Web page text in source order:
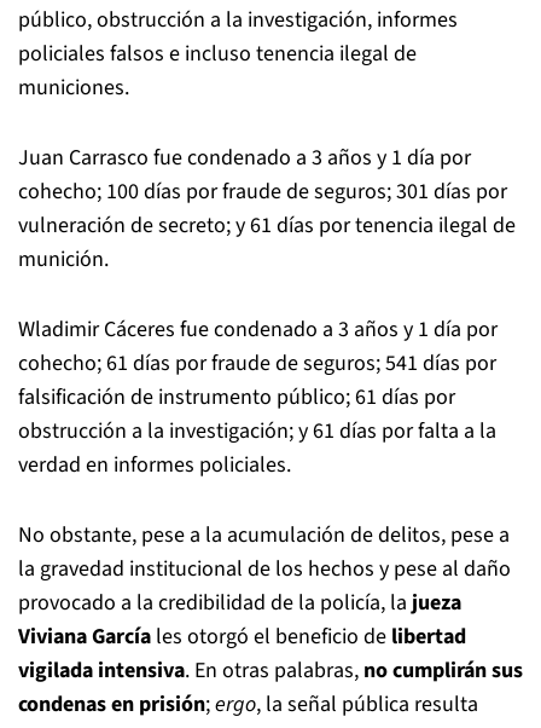
público, obstrucción a la investigación, informes
policiales falsos e incluso tenencia ilegal de
municiones.
Juan Carrasco fue condenado a 3 años y 1 día por
cohecho; 100 días por fraude de seguros; 301 días por
vulneración de secreto; y 61 días por tenencia ilegal de
munición.
Wladimir Cáceres fue condenado a 3 años y 1 día por
cohecho; 61 días por fraude de seguros; 541 días por
falsificación de instrumento público; 61 días por
obstrucción a la investigación; y 61 días por falta a la
verdad en informes policiales.
No obstante, pese a la acumulación de delitos, pese a
la gravedad institucional de los hechos y pese al daño
provocado a la credibilidad de la policía, lajueza
Viviana García les otorgó el beneficio de libertad
vigilada intensiva. En otras palabras, no cumplirán sus
condenas en prisión;ergo, la señal pública resulta